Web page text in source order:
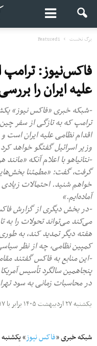
برگ نخست Featured1
فاکس‌نیوز: ترامپ
علیه ایران را
ترامپ که به تازگی از سفر
اقدام نظامی علیه ایران است
وزیر اسرائیل گفتگو خواهد
-نتانیاهو با اعلام آنکه
گرفت، گفت: «مطمئنا
خواهم شنید. احتمالات
آماده‌ایم.»
-در بخش دیگری از گزارش
می‌کند می‌تواند تحولات را به
هفته دیگر تمدید کند، به
کمپین نظامی، چه از نظر
-این منابع به فاکس گفتند
پنجاهمین سالگرد تأسیس
در محاسبات زمانی به سود
یکشنبه ۲۷ اردیبهشت ۱۴۰۵ برابر با ۱۷ مه ۲۰۲۶
شبکه خبری «فاکس نیوز